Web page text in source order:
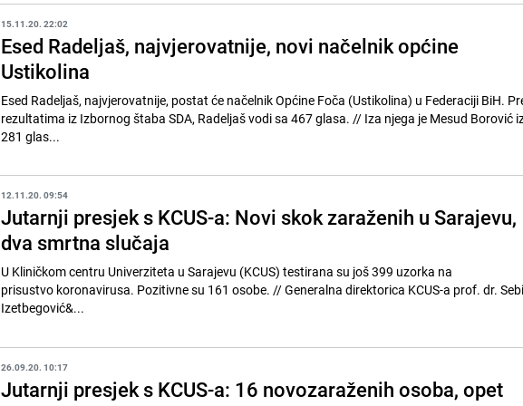
15.11.20. 22:02
Esed Radeljaš, najvjerovatnije, novi načelnik općine
Ustikolina
Esed Radeljaš, najvjerovatnije, postat će načelnik Općine Foča (Ustikolina) u Federaciji BiH.
rezultatima iz Izbornog štaba SDA, Radeljaš vodi sa 467 glasa. // Iza njega je Mesud Borović iz SDA sa
281 glas...
12.11.20. 09:54
Jutarnji presjek s KCUS-a: Novi skok zaraženih u Sarajevu,
dva smrtna slučaja
U Kliničkom centru Univerziteta u Sarajevu (KCUS) testirana su još 399 uzorka na
prisustvo koronavirusa. Pozitivne su 161 osobe. // Generalna direktorica KCUS-a prof. dr. Sebija
Izetbegović&...
26.09.20. 10:17
Jutarnji presjek s KCUS-a: 16 novozaraženih osoba, opet